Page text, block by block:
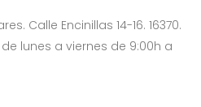
Calle Encinillas 14-16. 16370.
lunes a viernes de 9:00h a